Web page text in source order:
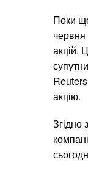
Поки
акцій.
акцію.
Згідно